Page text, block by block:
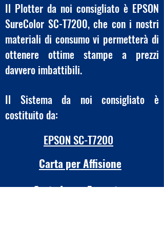
Il Plotter da noi consigliato è EPSON
SureColor SC-T7200, che con i nostri
materiali di consumo vi permetterà di
ottenere ottime stampe a prezzi
davvero imbattibili.
Il Sistema da noi consigliato è
costituito da:
EPSON SC-T7200
Carta per Affisione
Carte Largo Formato